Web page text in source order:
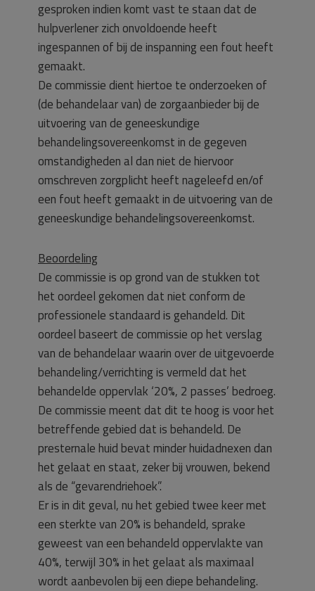
gesproken indien komt vast te staan dat de
hulpverlener zich onvoldoende heeft
ingespannen of bij de inspanning een fout heeft
gemaakt.
De commissie dient hiertoe te onderzoeken of
(de behandelaar van) de zorgaanbieder bij de
uitvoering van de geneeskundige
behandelingsovereenkomst in de gegeven
omstandigheden al dan niet de hiervoor
omschreven zorgplicht heeft nageleefd en/of
een fout heeft gemaakt in de uitvoering van de
geneeskundige behandelingsovereenkomst.
Beoordeling
De commissie is op grond van de stukken tot
het oordeel gekomen dat niet conform de
professionele standaard is gehandeld. Dit
oordeel baseert de commissie op het verslag
van de behandelaar waarin over de uitgevoerde
behandeling/verrichting is vermeld dat het
behandelde oppervlak ‘20%, 2 passes’ bedroeg.
De commissie meent dat dit te hoog is voor het
betreffende gebied dat is behandeld. De
presternale huid bevat minder huidadnexen dan
het gelaat en staat, zeker bij vrouwen, bekend
als de “gevarendriehoek”.
Er is in dit geval, nu het gebied twee keer met
een sterkte van 20% is behandeld, sprake
geweest van een behandeld oppervlakte van
40%, terwijl 30% in het gelaat als maximaal
wordt aanbevolen bij een diepe behandeling.